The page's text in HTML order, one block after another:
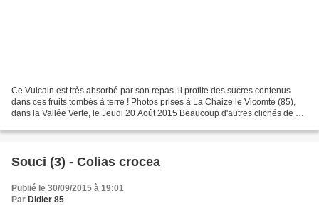
Ce Vulcain est très absorbé par son repas :il profite des sucres contenus
dans ces fruits tombés à terre ! Photos prises à La Chaize le Vicomte (85),
dans la Vallée Verte, le Jeudi 20 Août 2015 Beaucoup d'autres clichés de ce
Souci (3) - Colias crocea
Publié le 30/09/2015 à 19:01
Par Didier 85